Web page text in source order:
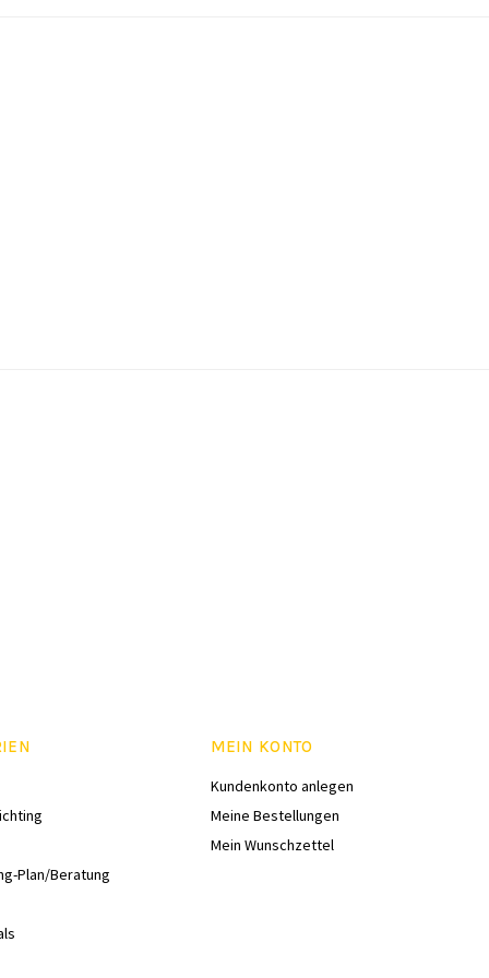
Plan/Beratung
MEIN KONTO
Kundenkonto anlegen
Meine Bestellungen
Mein Wunschzettel